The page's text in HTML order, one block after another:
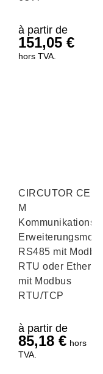
à partir de
151,05 €
hors TVA.
CIRCUTOR CEM-
M
Kommunikations-
Erweiterungsmodul
RS485 mit Modbus
RTU oder Ethernet
mit Modbus
RTU/TCP
à partir de
85,18 € hors
TVA.